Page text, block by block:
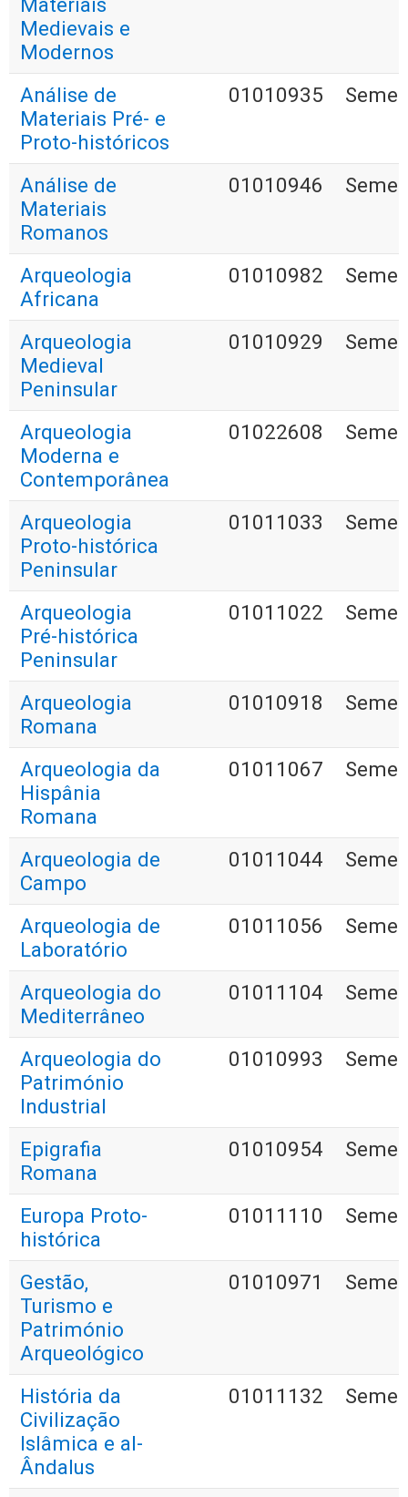
Medievais e
Modernos
Análise de
Materiais Pré- e
Proto-históricos
01010935
Análise de
Materiais
Romanos
01010946
Arqueologia
Africana
01010982
Arqueologia
Medieval
Peninsular
01010929
Arqueologia
Moderna e
Contemporânea
01022608
Arqueologia
Proto-histórica
Peninsular
01011033
Arqueologia
Pré-histórica
Peninsular
01011022
Arqueologia
Romana
01010918
Arqueologia da
Hispânia
Romana
01011067
Arqueologia de
Campo
01011044
Arqueologia de
Laboratório
01011056
Arqueologia do
Mediterrâneo
01011104
Arqueologia do
Património
Industrial
01010993
Epigrafia
Romana
01010954
Europa Proto-
histórica
01011110
Gestão,
Turismo e
Património
Arqueológico
01010971
História da
Civilização
Islâmica e al-
Ândalus
01011132